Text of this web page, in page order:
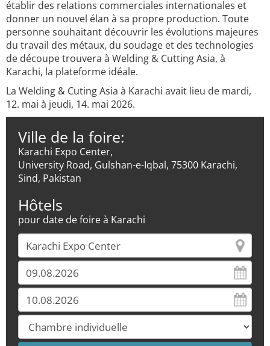
établir des relations commerciales internationales et
donner un nouvel élan à sa propre production. Toute
personne souhaitant découvrir les évolutions majeures
du travail des métaux, du soudage et des technologies
de découpe trouvera à Welding & Cutting Asia, à
Karachi, la plateforme idéale.
La Welding & Cuting Asia à Karachi avait lieu de mardi,
12. mai à jeudi, 14. mai 2026.
Ville de la foire:
Karachi Expo Center,
University Road, Gulshan-e-Iqbal, 75300 Karachi,
Sind, Pakistan
Hôtels
pour date de foire à Karachi